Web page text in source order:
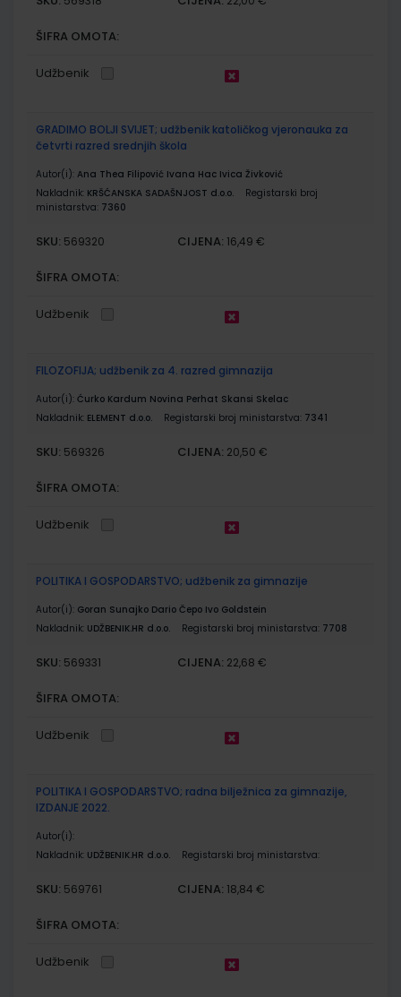
ŠIFRA OMOTA:
Udžbenik
GRADIMO BOLJI SVIJET; udžbenik katoličkog vjeronauka za
četvrti razred srednjih škola
Autor(i): Ana Thea Filipović Ivana Hac Ivica Živković
Nakladnik: KRŠĆANSKA SADAŠNJOST d.o.o.
Registarski broj
ministarstva: 7360
SKU: 569320 CIJENA: 16,49 €
ŠIFRA OMOTA:
Udžbenik
FILOZOFIJA; udžbenik za 4. razred gimnazija
Autor(i): Ćurko Kardum Novina Perhat Skansi Skelac
Nakladnik: ELEMENT d.o.o. Registarski broj ministarstva: 7341
SKU: 569326 CIJENA: 20,50 €
ŠIFRA OMOTA:
Udžbenik
POLITIKA I GOSPODARSTVO; udžbenik za gimnazije
Autor(i): Goran Sunajko Dario Čepo Ivo Goldstein
Nakladnik: UDŽBENIK.HR d.o.o. Registarski broj ministarstva: 7708
SKU: 569331 CIJENA: 22,68 €
ŠIFRA OMOTA:
Udžbenik
POLITIKA I GOSPODARSTVO; radna bilježnica za gimnazije,
IZDANJE 2022.
Autor(i):
Nakladnik: UDŽBENIK.HR d.o.o. Registarski broj ministarstva:
SKU: 569761 CIJENA: 18,84 €
ŠIFRA OMOTA:
Udžbenik